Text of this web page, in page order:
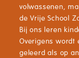
volwassenen,
de Vrije School
Bij ons leren
Overigens wordt
geleerd als op